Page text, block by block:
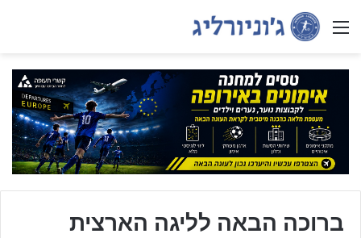
Menu
ברוכה הבאה לליגה הארצית